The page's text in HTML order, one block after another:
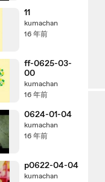
11
kumachan
16 年前
ff-0625-03-
00
kumachan
16 年前
0624-01-04
kumachan
16 年前
p0622-04-04
kumachan